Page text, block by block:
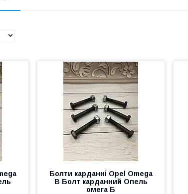
Болти карданні Opel Omega
B Болт карданний Опель
омега Б